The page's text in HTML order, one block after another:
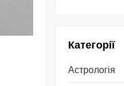
Категорії
Астрологія